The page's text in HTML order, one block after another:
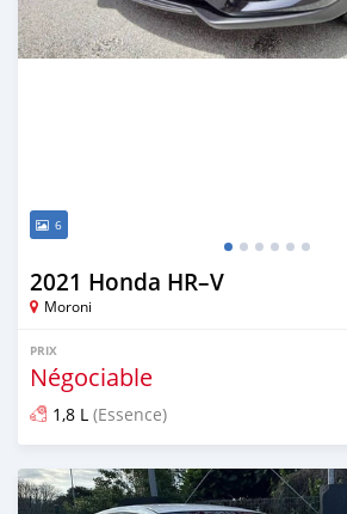
6
2021 Honda HR–V
Moroni
PRIX
Négociable
1,8 L (Essence)
Publié il y a plus d'un an